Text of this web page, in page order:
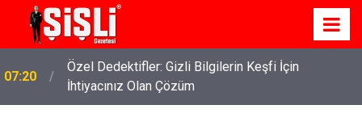
07:15
İskele'de Kiralık Daire Seçenekleriyle Konforlu Bir
Yaşam